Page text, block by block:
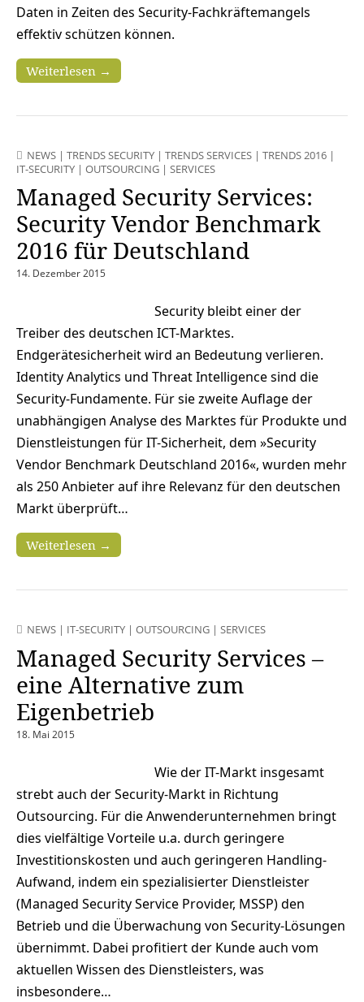
Daten in Zeiten des Security-Fachkräftemangels
effektiv schützen können.
Weiterlesen →
NEWS | TRENDS SECURITY | TRENDS SERVICES | TRENDS 2016 |
IT-SECURITY | OUTSOURCING | SERVICES
Managed Security Services:
Security Vendor Benchmark
2016 für Deutschland
14. Dezember 2015
Security bleibt einer der
Treiber des deutschen ICT-Marktes.
Endgerätesicherheit wird an Bedeutung verlieren.
Identity Analytics und Threat Intelligence sind die
Security-Fundamente. Für sie zweite Auflage der
unabhängigen Analyse des Marktes für Produkte und
Dienstleistungen für IT-Sicherheit, dem »Security
Vendor Benchmark Deutschland 2016«, wurden mehr
als 250 Anbieter auf ihre Relevanz für den deutschen
Markt überprüft…
Weiterlesen →
NEWS | IT-SECURITY | OUTSOURCING | SERVICES
Managed Security Services –
eine Alternative zum
Eigenbetrieb
18. Mai 2015
Wie der IT-Markt insgesamt
strebt auch der Security-Markt in Richtung
Outsourcing. Für die Anwenderunternehmen bringt
dies vielfältige Vorteile u.a. durch geringere
Investitionskosten und auch geringeren Handling-
Aufwand, indem ein spezialisierter Dienstleister
(Managed Security Service Provider, MSSP) den
Betrieb und die Überwachung von Security-Lösungen
übernimmt. Dabei profitiert der Kunde auch vom
aktuellen Wissen des Dienstleisters, was
insbesondere…